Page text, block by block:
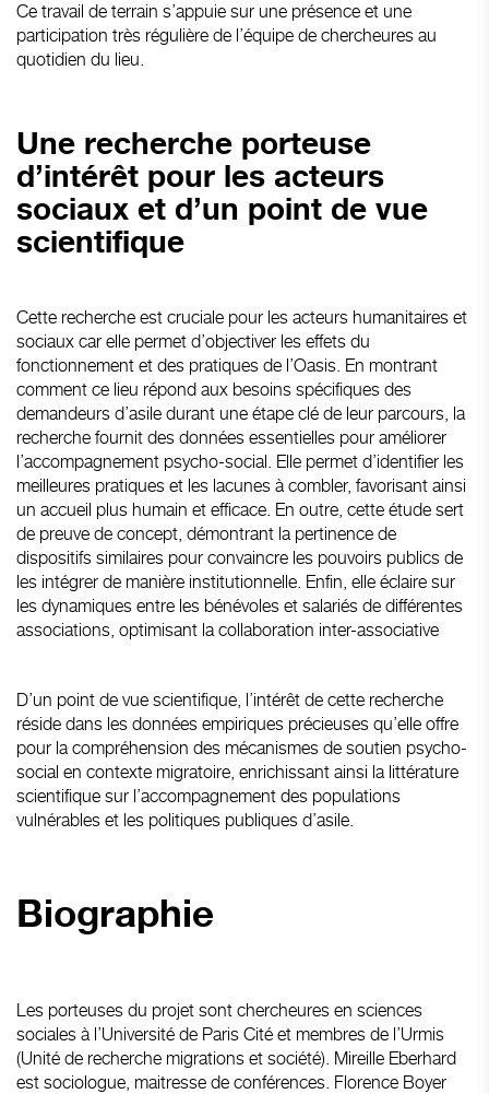
Ce travail de terrain s’appuie sur une présence et une
participation très régulière de l’équipe de chercheures au
quotidien du lieu.
Une recherche porteuse
d’intérêt pour les acteurs
sociaux et d’un point de vue
scientifique
Cette recherche est cruciale pour les acteurs humanitaires et
sociaux car elle permet d’objectiver les effets du
fonctionnement et des pratiques de l’Oasis. En montrant
comment ce lieu répond aux besoins spécifiques des
demandeurs d’asile durant une étape clé de leur parcours, la
recherche fournit des données essentielles pour améliorer
l’accompagnement psycho-social. Elle permet d’identifier les
meilleures pratiques et les lacunes à combler, favorisant ainsi
un accueil plus humain et efficace. En outre, cette étude sert
de preuve de concept, démontrant la pertinence de
dispositifs similaires pour convaincre les pouvoirs publics de
les intégrer de manière institutionnelle. Enfin, elle éclaire sur
les dynamiques entre les bénévoles et salariés de différentes
associations, optimisant la collaboration inter-associative
D’un point de vue scientifique, l’intérêt de cette recherche
réside dans les données empiriques précieuses qu’elle offre
pour la compréhension des mécanismes de soutien psycho-
social en contexte migratoire, enrichissant ainsi la littérature
scientifique sur l’accompagnement des populations
vulnérables et les politiques publiques d’asile.
Biographie
Les porteuses du projet sont chercheures en sciences
sociales à l’Université de Paris Cité et membres de l’Urmis
(Unité de recherche migrations et société). Mireille Eberhard
est sociologue, maitresse de conférences. Florence Boyer